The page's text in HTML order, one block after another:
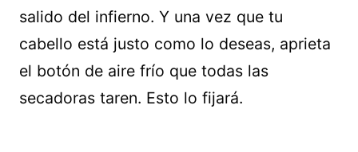
salido del infierno. Y una vez que tu
cabello está justo como lo deseas, aprieta
el botón de aire frío que todas las
secadoras taren. Esto lo fijará.